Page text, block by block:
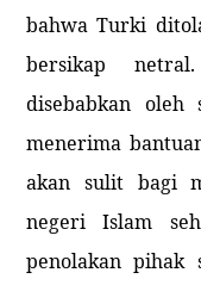
bahwa Turki
bersikap
disebabkan
menerima
akan sulit bagi
negeri Islam
penolakan pihak